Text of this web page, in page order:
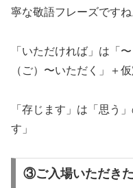
寧な敬語フレーズですね
「いただければ」は「
（ご）〜いただく」＋
「存じます」は「思う
す」
③ご入場いただき